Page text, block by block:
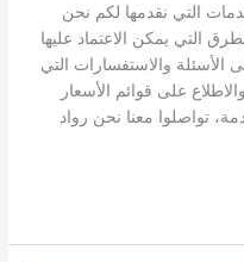
التي نقدمها لكم نحن
التي يمكن الاعتماد عليها
الأسئلة والاستفسارات التي
على قوائم الأسعار
تواصلوا معنا نحن رواد